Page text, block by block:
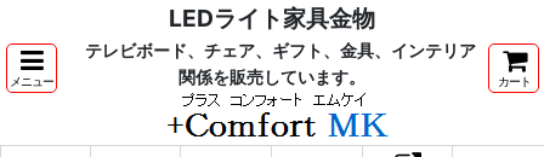
LEDライト家具金物
メニュー
テレビボード、チェア、ギフト、金具、インテリア
関係を販売しています。
カート